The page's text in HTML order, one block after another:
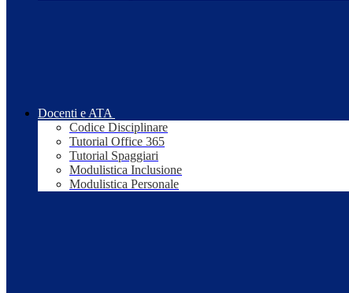
Docenti e ATA
Codice Disciplinare
Tutorial Office 365
Tutorial Spaggiari
Modulistica Inclusione
Modulistica Personale